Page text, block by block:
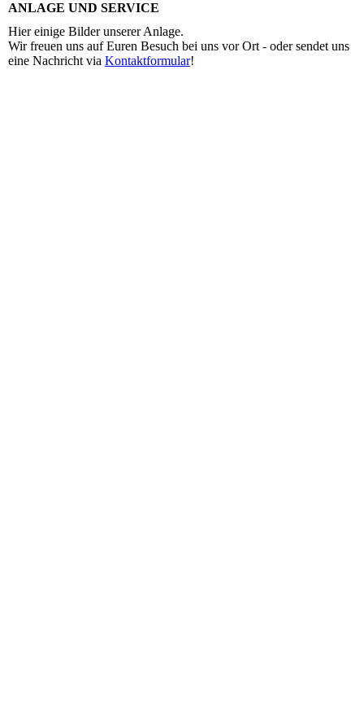
ANLAGE UND SERVICE
Hier einige Bilder unserer Anlage.
Wir freuen uns auf Euren Besuch bei uns vor Ort - oder sendet uns
eine Nachricht via Kontaktformular!